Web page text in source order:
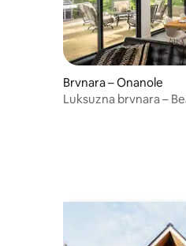
Brvnara – Onanole
Luksuzna brvnara –